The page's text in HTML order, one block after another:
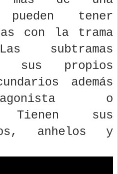
tener
con la trama
subtramas
sus propios
además
o
Tienen sus
anhelos y